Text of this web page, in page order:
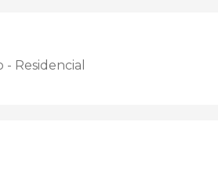
Residencial